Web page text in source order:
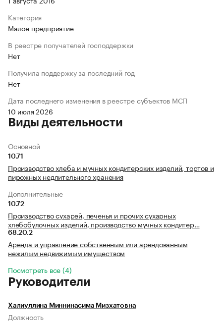
Категория
Малое предприятие
В реестре получателей господдержки
Нет
Получила поддержку за последний год
Нет
Дата последнего изменения в реестре субъектов МСП
10 июля 2026
Виды деятельности
Основной
10.71
Производство хлеба и мучных кондитерских изделий, тортов и
пирожных недлительного хранения
Дополнительные
10.72
Производство сухарей, печенья и прочих сухарных
хлебобулочных изделий, производство мучных кондитер…
68.20.2
Аренда и управление собственным или арендованным
нежилым недвижимым имуществом
Посмотреть все (4)
Руководители
Халиуллина Миннинасима Мизхатовна
Должность